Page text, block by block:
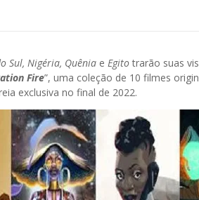
Sul, Nigéria, Quênia e Egitotrarão suas
Fire”, uma coleção de 10 filmes
exclusiva no final de 2022.